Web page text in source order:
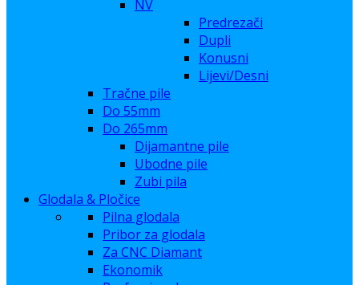
NV
Predrezači
Dupli
Konusni
Lijevi/Desni
Tračne pile
Do 55mm
Do 265mm
Dijamantne pile
Ubodne pile
Zubi pila
Glodala & Pločice
Pilna glodala
Pribor za glodala
Za CNC Diamant
Ekonomik